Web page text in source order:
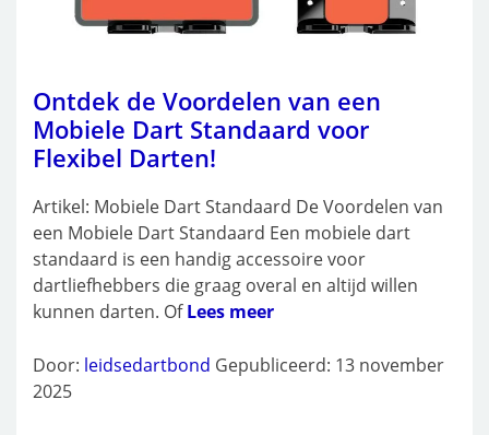
Ontdek de Voordelen van een
Mobiele Dart Standaard voor
Flexibel Darten!
Artikel: Mobiele Dart Standaard De Voordelen van
een Mobiele Dart Standaard Een mobiele dart
standaard is een handig accessoire voor
dartliefhebbers die graag overal en altijd willen
kunnen darten. OfLees meer
Door: leidsedartbond Gepubliceerd: 13 november
2025